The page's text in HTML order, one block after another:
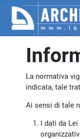
La normativa
indicata, tale
Ai sensi di tale
I dati da